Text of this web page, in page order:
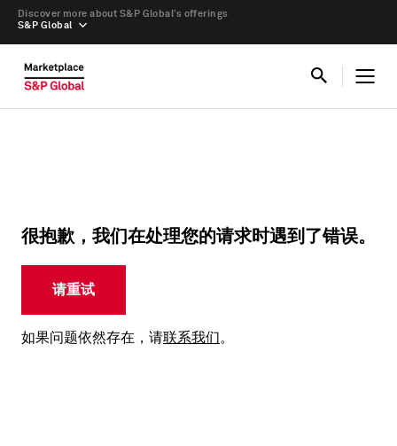
S&P Global
Discover more about S&P Global’s offerings
很抱歉，我们在处理您的请求时遇到了错误。
请重试
如果问题依然存在，请联系我们。